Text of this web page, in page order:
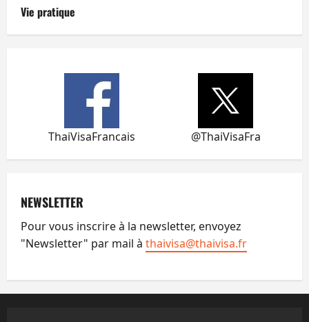
Vie pratique
ThaiVisaFrancais @ThaiVisaFra
NEWSLETTER
Pour vous inscrire à la newsletter, envoyez
"Newsletter" par mail à thaivisa@thaivisa.fr